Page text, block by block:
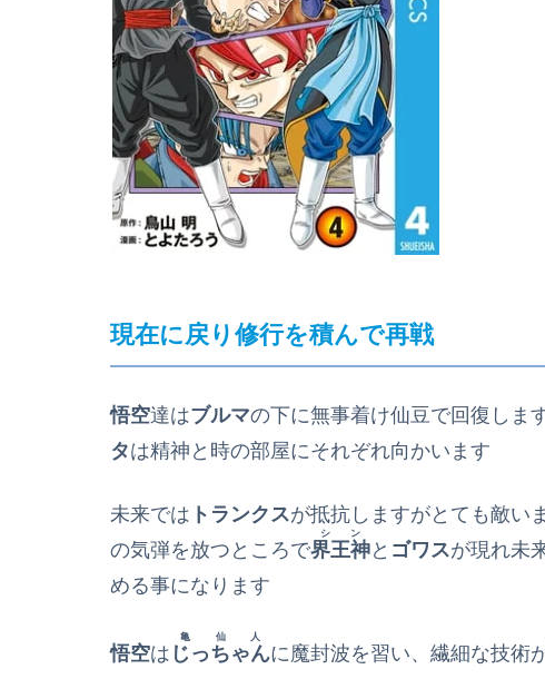
現在に戻り修行を積んで再戦
悟空達はブルマの下に無事着け仙豆で回復しま
タは精神と時の部屋にそれぞれ向かいます
未来では トランクスが抵抗しますがとても敵い
の気弾を放つところで界王神
シン
と ゴワスが現れ未
める事になります
悟空は じっちゃん
亀仙人
に魔封波を習い、繊細な技術